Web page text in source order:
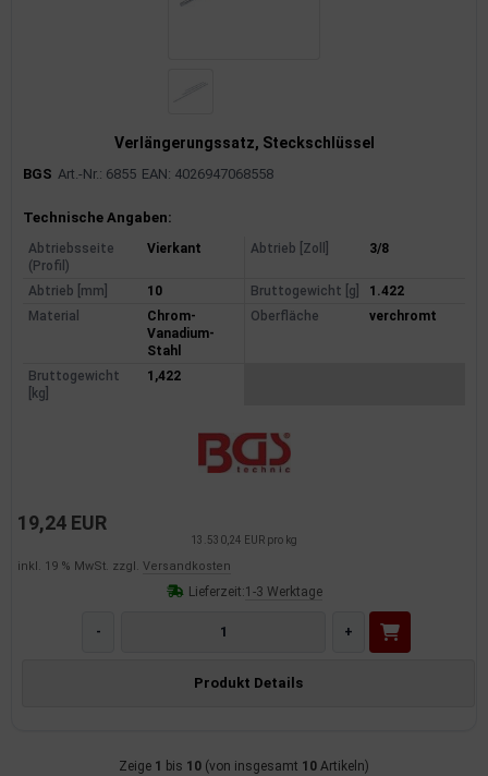
Verlängerungssatz, Steckschlüssel
BGS Art.-Nr.: 6855 EAN: 4026947068558
Produktinformationen
Technische Angaben:
Abtriebsseite
(Profil)
Vierkant Abtrieb [Zoll] 3/8
Abtrieb [mm] 10 Bruttogewicht [g]
1.422
Material
Chrom-
Vanadium-
Stahl
Oberfläche verchromt
Bruttogewicht
[kg]
1,422
19,24 EUR
13.530,24 EUR pro kg
inkl. 19 % MwSt. zzgl. Versandkosten
Lieferzeit:1-3 Werktage
- +
Produkt Details
Zeige 1 bis 10 (von insgesamt 10 Artikeln)